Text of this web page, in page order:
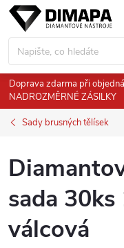
Přejít
obsah
Doprava zdarma při
NADROZMĚRNÉ ZÁSILKY
Sady brusných tělísek
sada
válcová